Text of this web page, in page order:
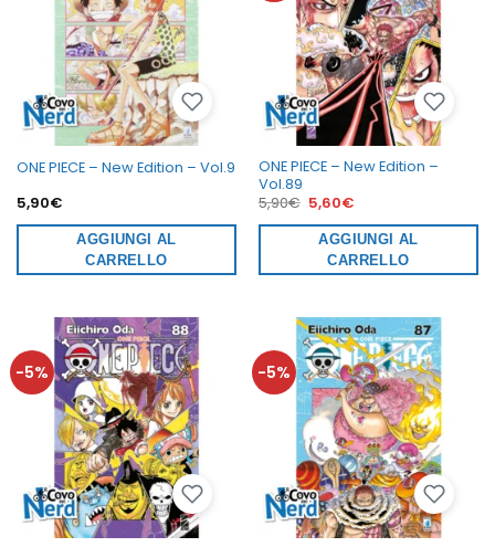
ONE PIECE – New Edition – Vol.9
5,90€
AGGIUNGI AL
CARRELLO
ONE PIECE – New Edition –
Vol.89
5,90€ Il
prezzo
originale
era:
5,90€.
5,60€Il
attuale
è:
5,60€.
AGGIUNGI AL
CARRELLO
-5% -5%